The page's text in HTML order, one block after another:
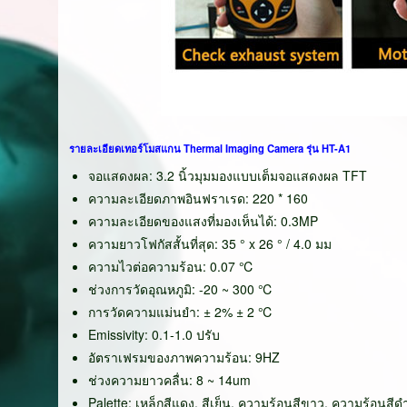
รายละเอียดเทอร์โมสแกน Thermal Imaging Camera รุ่น HT-A1
จอแสดงผล: 3.2 นิ้วมุมมองแบบเต็มจอแสดงผล TFT
ความละเอียดภาพอินฟราเรด: 220 * 160
ความละเอียดของแสงที่มองเห็นได้: 0.3MP
ความยาวโฟกัสสั้นที่สุด: 35 ° x 26 ° / 4.0 มม
ความไวต่อความร้อน: 0.07 ℃
ช่วงการวัดอุณหภูมิ: -20 ~ 300 ℃
การวัดความแม่นยำ: ± 2% ± 2 ℃
Emissivity: 0.1-1.0 ปรับ
อัตราเฟรมของภาพความร้อน: 9HZ
ช่วงความยาวคลื่น: 8 ~ 14um
Palette: เหล็กสีแดง, สีเย็น, ความร้อนสีขาว, ความร้อนสีด